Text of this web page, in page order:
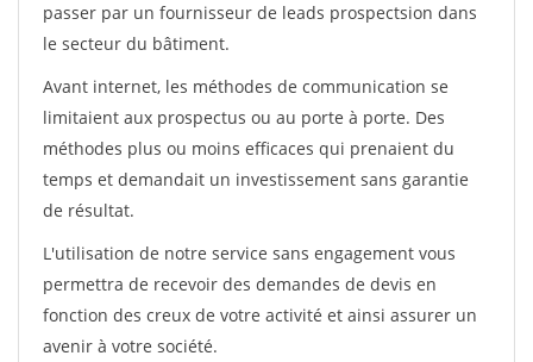
passer par un fournisseur de leads prospectsion dans
le secteur du bâtiment.
Avant internet, les méthodes de communication se
limitaient aux prospectus ou au porte à porte. Des
méthodes plus ou moins efficaces qui prenaient du
temps et demandait un investissement sans garantie
de résultat.
L'utilisation de notre service sans engagement vous
permettra de recevoir des demandes de devis en
fonction des creux de votre activité et ainsi assurer un
avenir à votre société.